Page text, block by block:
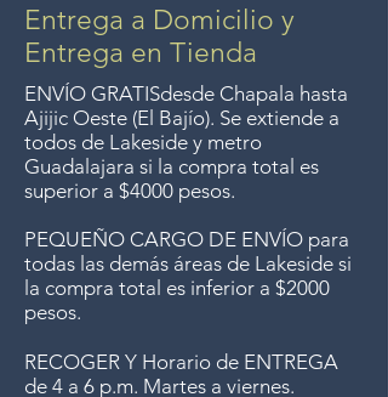
Aceptamos devoluciones hasta
7 días después de la venta a
menos que los artículos tengan
un precio de oferta, lo
sentimos, no se aceptan
devoluciones de artículos en
oferta. Anteriormente hacíamos
envíos gratis a Guadalajara pero
ya no ofrecemos ese servicio.
Entrega a Domicilio y
Entrega en Tienda
ENVÍO GRATISdesde Chapala hasta
Ajijic Oeste (El Bajío). Se extiende a
todos de Lakeside y metro
Guadalajara si la compra total es
superior a $4000 pesos.
PEQUEÑO CARGO DE ENVÍO para
todas las demás áreas de Lakeside si
la compra total es inferior a $2000
pesos.
RECOGER Y Horario de ENTREGA
de 4 a 6 p.m. Martes a viernes.